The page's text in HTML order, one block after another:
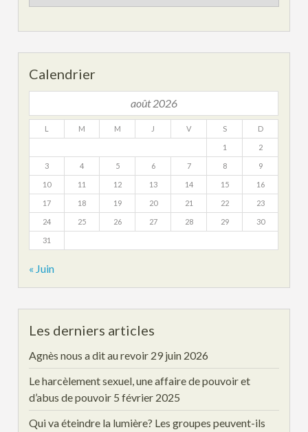
archives
Calendrier
août 2026
L M M J V S D
1 2
3 4 5 6 7 8 9
10 11 12 13 14 15 16
17 18 19 20 21 22 23
24 25 26 27 28 29 30
31
« Juin
Les derniers articles
Agnès nous a dit au revoir 29 juin 2026
Le harcèlement sexuel, une affaire de pouvoir et
d’abus de pouvoir 5 février 2025
Qui va éteindre la lumière? Les groupes peuvent-ils